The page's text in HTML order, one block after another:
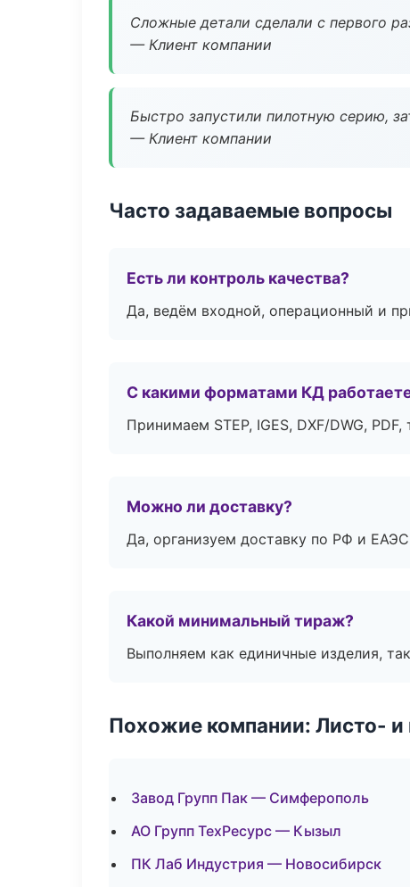
Сложные детали сделали с первого
— Клиент компании
Быстро запустили пилотную серию,
— Клиент компании
Часто задаваемые вопросы
Есть ли контроль качества?
Да, ведём входной, операционный и
С какими форматами КД
Принимаем STEP, IGES, DXF/DWG,
Можно ли доставку?
Да, организуем доставку по РФ и
Какой минимальный тираж?
Выполняем как единичные изделия,
Похожие компании: Листо- и
Завод Групп Пак — Симферополь
АО Групп ТехРесурс — Кызыл
ПК Лаб Индустрия — Новосибирск